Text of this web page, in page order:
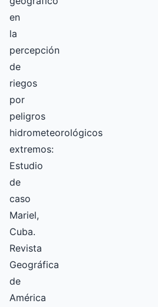
en
la
percepción
de
riegos
por
peligros
hidrometeorológicos
extremos:
Estudio
de
caso
Mariel,
Cuba.
Revista
Geográfica
de
América